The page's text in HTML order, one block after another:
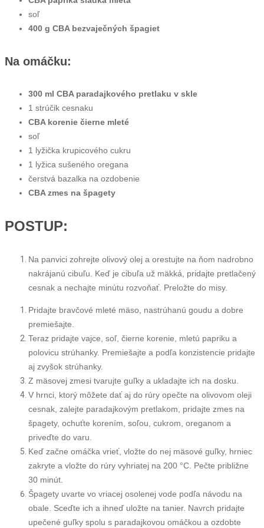
soľ
400 g CBA bezvaječných špagiet
Na omáčku:
300 ml CBA paradajkového pretlaku v skle
1 strúčik cesnaku
CBA korenie čierne mleté
soľ
1 lyžička krupicového cukru
1 lyžica sušeného oregana
čerstvá bazalka na ozdobenie
CBA zmes na špagety
POSTUP:
Na panvici zohrejte olivový olej a orestujte na ňom nadrobno
nakrájanú cibuľu. Keď je cibuľa už mäkká, pridajte pretlačený
cesnak a nechajte minútu rozvoňať. Preložte do misy.
Pridajte bravčové mleté mäso, nastrúhanú goudu a dobre
premiešajte.
Teraz pridajte vajce, soľ, čierne korenie, mletú papriku a
polovicu strúhanky. Premiešajte a podľa konzistencie pridajte
aj zvyšok strúhanky.
Z mäsovej zmesi tvarujte guľky a ukladajte ich na dosku.
V hrnci, ktorý môžete dať aj do rúry opečte na olivovom oleji
cesnak, zalejte paradajkovým pretlakom, pridajte zmes na
špagety, ochuťte korením, soľou, cukrom, oreganom a
priveďte do varu.
Keď začne omáčka vrieť, vložte do nej mäsové guľky, hrniec
zakryte a vložte do rúry vyhriatej na 200 °C. Pečte približne
30 minút.
Špagety uvarte vo vriacej osolenej vode podľa návodu na
obale. Sceďte ich a ihneď uložte na tanier. Navrch pridajte
upečené guľky spolu s paradajkovou omáčkou a ozdobte